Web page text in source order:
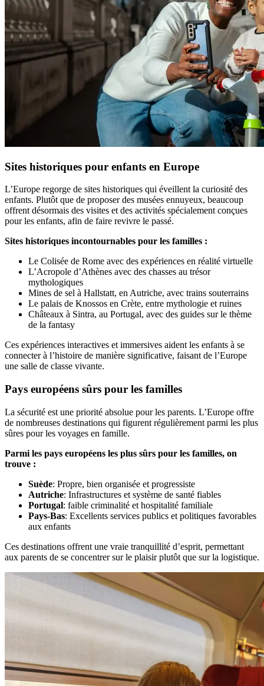
Sites historiques pour enfants en Europe
L’Europe regorge de sites historiques qui éveillent la curiosité des
enfants. Plutôt que de proposer des musées ennuyeux, beaucoup
offrent désormais des visites et des activités spécialement conçues
pour les enfants, afin de faire revivre le passé.
Sites historiques incontournables pour les familles :
Le Colisée de Rome avec des expériences en réalité virtuelle
L’Acropole d’Athènes avec des chasses au trésor
mythologiques
Mines de sel à Hallstatt, en Autriche, avec trains souterrains
Le palais de Knossos en Crète, entre mythologie et ruines
Châteaux à Sintra, au Portugal, avec des guides sur le thème
de la fantasy
Ces expériences interactives et immersives aident les enfants à se
connecter à l’histoire de manière significative, faisant de l’Europe
une salle de classe vivante.
Pays européens sûrs pour les familles
La sécurité est une priorité absolue pour les parents. L’Europe offre
de nombreuses destinations qui figurent régulièrement parmi les plus
sûres pour les voyages en famille.
Parmi les pays européens les plus sûrs pour les familles, on
trouve :
Suède: Propre, bien organisée et progressiste
Autriche: Infrastructures et système de santé fiables
Portugal: faible criminalité et hospitalité familiale
Pays-Bas: Excellents services publics et politiques favorables
aux enfants
Ces destinations offrent une vraie tranquillité d’esprit, permettant
aux parents de se concentrer sur le plaisir plutôt que sur la logistique.